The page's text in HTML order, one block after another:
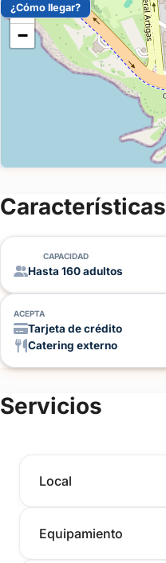
+
−
¿Cómo llegar?
Características
CAPACIDAD
Hasta 160 adultos
ACEPTA
Tarjeta de crédito
Catering externo
Servicios
Local
Equipamiento